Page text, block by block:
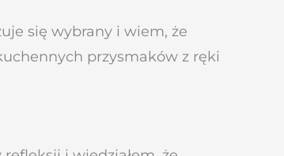
się wybrany i wiem, że
przysmaków z ręki